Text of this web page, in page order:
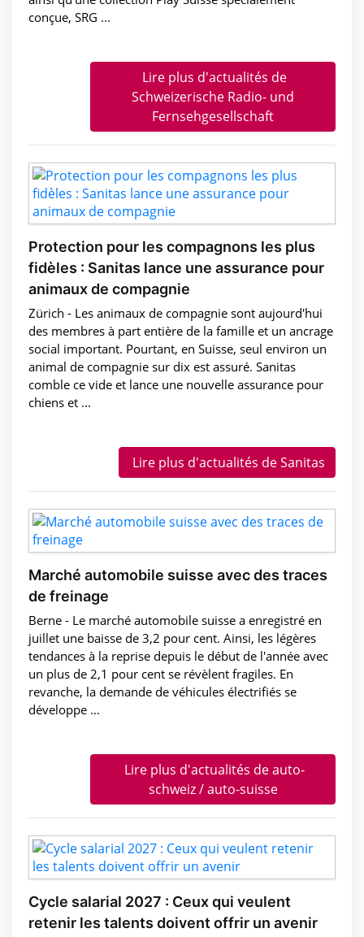
conçue, SRG ...
Lire plus d'actualités de
Schweizerische Radio- und
Fernsehgesellschaft
Protection pour les compagnons les plus
fidèles : Sanitas lance une assurance pour
animaux de compagnie
Zürich - Les animaux de compagnie sont aujourd'hui
des membres à part entière de la famille et un ancrage
social important. Pourtant, en Suisse, seul environ un
animal de compagnie sur dix est assuré. Sanitas
comble ce vide et lance une nouvelle assurance pour
chiens et ...
Lire plus d'actualités de Sanitas
Marché automobile suisse avec des traces
de freinage
Berne - Le marché automobile suisse a enregistré en
juillet une baisse de 3,2 pour cent. Ainsi, les légères
tendances à la reprise depuis le début de l'année avec
un plus de 2,1 pour cent se révèlent fragiles. En
revanche, la demande de véhicules électrifiés se
développe ...
Lire plus d'actualités de auto-
schweiz / auto-suisse
Cycle salarial 2027 : Ceux qui veulent
retenir les talents doivent offrir un avenir